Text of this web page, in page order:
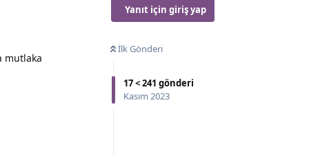
Yanıt için giriş yap
İlk Gönderi
17<241 gönderi
Kasım 2023
mutlaka